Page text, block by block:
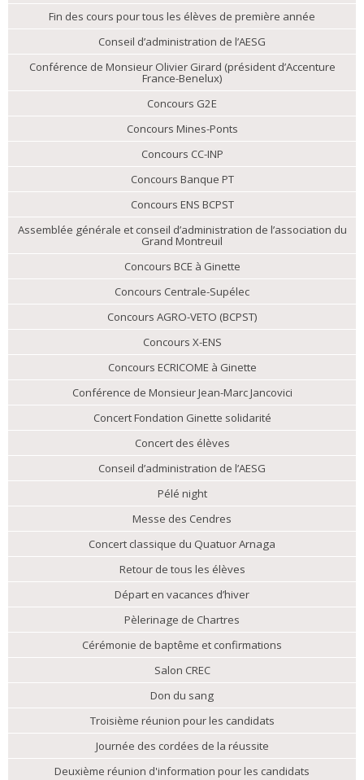
Fin des cours pour tous les élèves de première année
Conseil d’administration de l’AESG
Conférence de Monsieur Olivier Girard (président d’Accenture
France-Benelux)
Concours G2E
Concours Mines-Ponts
Concours CC-INP
Concours Banque PT
Concours ENS BCPST
Assemblée générale et conseil d’administration de l’association du
Grand Montreuil
Concours BCE à Ginette
Concours Centrale-Supélec
Concours AGRO-VETO (BCPST)
Concours X-ENS
Concours ECRICOME à Ginette
Conférence de Monsieur Jean-Marc Jancovici
Concert Fondation Ginette solidarité
Concert des élèves
Conseil d’administration de l’AESG
Pélé night
Messe des Cendres
Concert classique du Quatuor Arnaga
Retour de tous les élèves
Départ en vacances d’hiver
Pèlerinage de Chartres
Cérémonie de baptême et confirmations
Salon CREC
Don du sang
Troisième réunion pour les candidats
Journée des cordées de la réussite
Deuxième réunion d'information pour les candidats